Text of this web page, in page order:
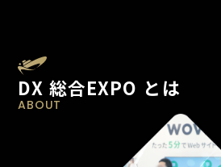
DX 総合EXPO とは
ABOUT